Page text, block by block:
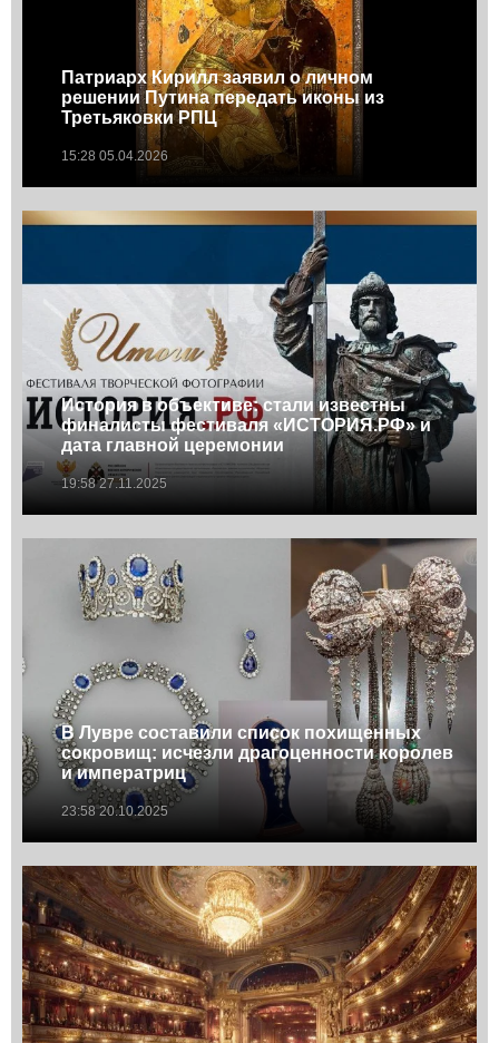
Патриарх Кирилл заявил о личном
решении Путина передать иконы из
Третьяковки РПЦ
15:28 05.04.2026
История в объективе: cтали известны
финалисты фестиваля «ИСТОРИЯ.РФ» и
дата главной церемонии
19:58 27.11.2025
В Лувре составили список похищенных
сокровищ: исчезли драгоценности королев
и императриц
23:58 20.10.2025